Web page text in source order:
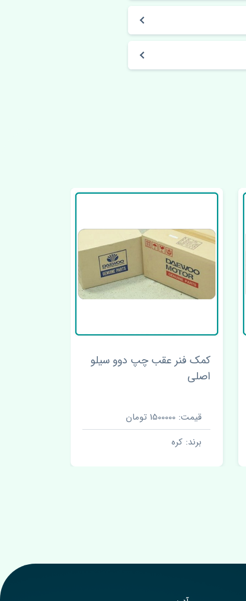
کمک فنر عقب چپ دوو سیلو